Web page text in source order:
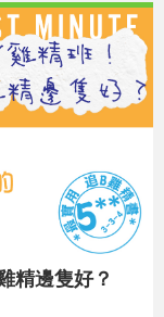
精邊隻好？